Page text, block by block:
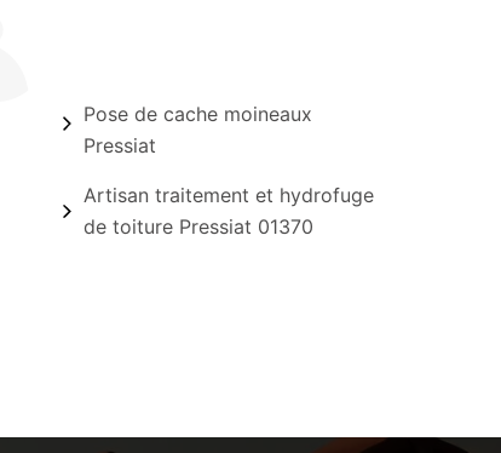
Pose de cache moineaux
Pressiat
Artisan traitement et hydrofuge
de toiture Pressiat 01370